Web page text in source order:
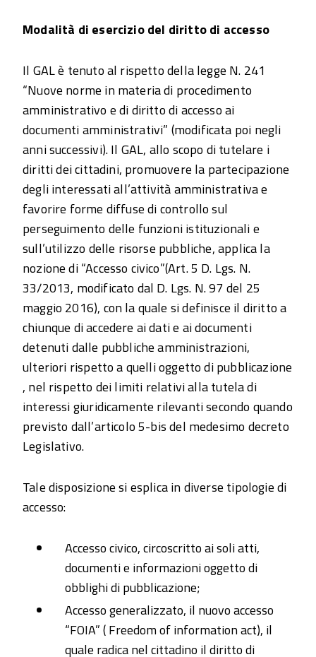
Modalità di esercizio del diritto di accesso
Il GAL è tenuto al rispetto della legge N. 241
“Nuove norme in materia di procedimento
amministrativo e di diritto di accesso ai
documenti amministrativi” (modificata poi negli
anni successivi). Il GAL, allo scopo di tutelare i
diritti dei cittadini, promuovere la partecipazione
degli interessati all’attività amministrativa e
favorire forme diffuse di controllo sul
perseguimento delle funzioni istituzionali e
sull’utilizzo delle risorse pubbliche, applica la
nozione di “Accesso civico”(Art. 5 D. Lgs. N.
33/2013, modificato dal D. Lgs. N. 97 del 25
maggio 2016), con la quale si definisce il diritto a
chiunque di accedere ai dati e ai documenti
detenuti dalle pubbliche amministrazioni,
ulteriori rispetto a quelli oggetto di pubblicazione
, nel rispetto dei limiti relativi alla tutela di
interessi giuridicamente rilevanti secondo quando
previsto dall’articolo 5-bis del medesimo decreto
Legislativo.
Tale disposizione si esplica in diverse tipologie di
accesso:
Accesso civico, circoscritto ai soli atti,
documenti e informazioni oggetto di
obblighi di pubblicazione;
Accesso generalizzato, il nuovo accesso
“FOIA” ( Freedom of information act), il
quale radica nel cittadino il diritto di